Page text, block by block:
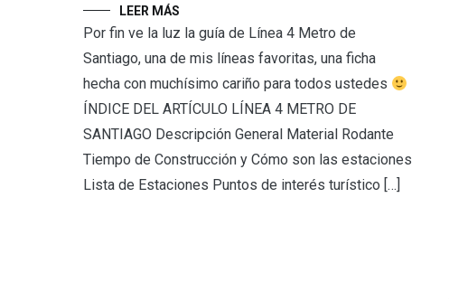
LEER MÁS
Por fin ve la luz la guía de Línea 4 Metro de
Santiago, una de mis líneas favoritas, una ficha
hecha con muchísimo cariño para todos ustedes
ÍNDICE DEL ARTÍCULO LÍNEA 4 METRO DE
SANTIAGO Descripción General Material Rodante
Tiempo de Construcción y Cómo son las estaciones
Lista de Estaciones Puntos de interés turístico […]